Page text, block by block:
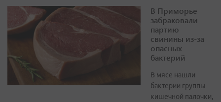
В Приморье
забраковали
партию
свинины из-за
опасных
бактерий
В мясе нашли
бактерии группы
кишечной палочки,